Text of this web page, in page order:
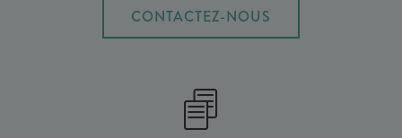
CONTACTEZ-NOUS